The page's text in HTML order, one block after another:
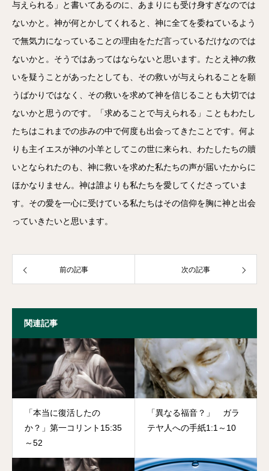
与えられる」と書いてあるのに、あまりにも受け身すぎなのでは
ないかと。神が何とかしてくれると、神に全てを委ねているよう
で無気力になっていることの理由をただ言っているだけなのでは
ないかと。そうではあってはならないと思います。たとえ神の救
いを疑うことがあったとしても、その救いが与えられることを願
うばかりではなく、その救いを求めて神を信じることも大切では
ないかと思うのです。「求めることで与えられる」こともわたし
たちはこれまでの歩みの中で何度も出会ってきたことです。何よ
りも主イエスが神の小羊としてこの世に来られ、わたしたちの贖
いとなられたのも、神に救いを求めた私たちの声が届いたからに
ほかなりません。神は誰よりも私たちを愛してくださっていま
す。その愛を一心に受けている私たちはその信仰を胸に神と出会
っていきたいと思います。
前の記事 次の記事
関連記事
「本当に復活したの
か？」第一コリント15:35
～52
「異なる福音？」 ガラ
テヤ人への手紙1:1～10